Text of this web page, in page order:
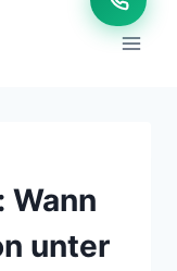
Wann
unter